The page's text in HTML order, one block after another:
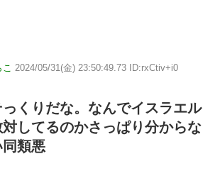
2024/05/31(金) 23:50:49.73 ID:rxCtiv+i0
くりだな。なんでイスラエル
してるのかさっぱり分からな
類悪